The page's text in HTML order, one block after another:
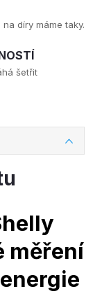
díry máme taky.
šetřit
měření